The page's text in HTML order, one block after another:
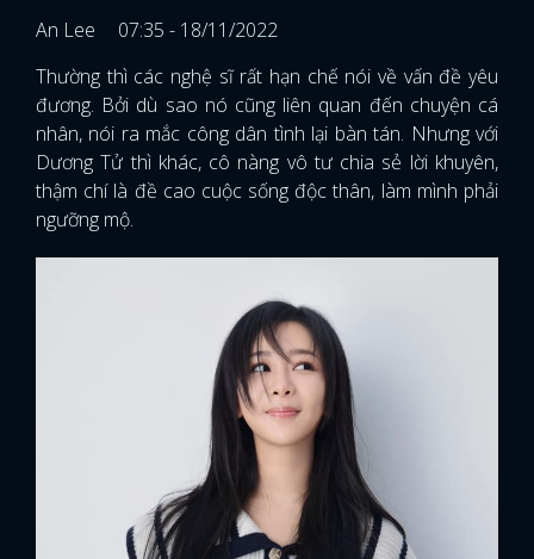
An Lee
07:35 - 18/11/2022
Thường thì các nghệ sĩ rất hạn chế nói về vấn đề yêu
đương. Bởi dù sao nó cũng liên quan đến chuyện cá
nhân, nói ra mắc công dân tình lại bàn tán. Nhưng với
Dương Tử thì khác, cô nàng vô tư chia sẻ lời khuyên,
thậm chí là đề cao cuộc sống độc thân, làm mình phải
ngưỡng mộ.